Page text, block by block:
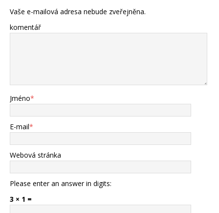
Vaše e-mailová adresa nebude zveřejněna.
komentář
Jméno*
E-mail*
Webová stránka
Please enter an answer in digits:
3 × 1 =